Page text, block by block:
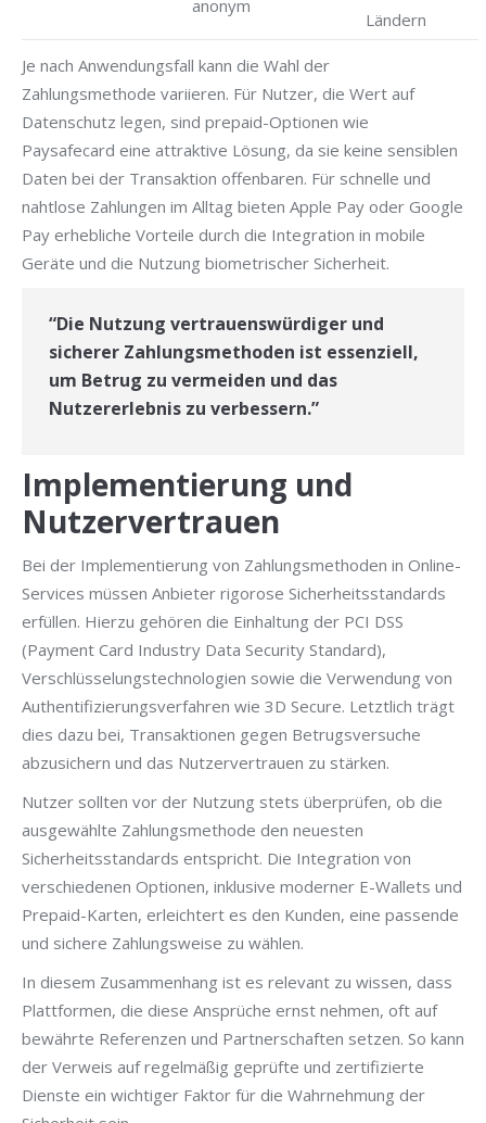
anonym
Ländern
Je nach Anwendungsfall kann die Wahl der
Zahlungsmethode variieren. Für Nutzer, die Wert auf
Datenschutz legen, sind prepaid-Optionen wie
Paysafecard eine attraktive Lösung, da sie keine sensiblen
Daten bei der Transaktion offenbaren. Für schnelle und
nahtlose Zahlungen im Alltag bieten Apple Pay oder Google
Pay erhebliche Vorteile durch die Integration in mobile
Geräte und die Nutzung biometrischer Sicherheit.
“Die Nutzung vertrauenswürdiger und
sicherer Zahlungsmethoden ist essenziell,
um Betrug zu vermeiden und das
Nutzererlebnis zu verbessern.”
Implementierung und
Nutzervertrauen
Bei der Implementierung von Zahlungsmethoden in Online-
Services müssen Anbieter rigorose Sicherheitsstandards
erfüllen. Hierzu gehören die Einhaltung der PCI DSS
(Payment Card Industry Data Security Standard),
Verschlüsselungstechnologien sowie die Verwendung von
Authentifizierungsverfahren wie 3D Secure. Letztlich trägt
dies dazu bei, Transaktionen gegen Betrugsversuche
abzusichern und das Nutzervertrauen zu stärken.
Nutzer sollten vor der Nutzung stets überprüfen, ob die
ausgewählte Zahlungsmethode den neuesten
Sicherheitsstandards entspricht. Die Integration von
verschiedenen Optionen, inklusive moderner E-Wallets und
Prepaid-Karten, erleichtert es den Kunden, eine passende
und sichere Zahlungsweise zu wählen.
In diesem Zusammenhang ist es relevant zu wissen, dass
Plattformen, die diese Ansprüche ernst nehmen, oft auf
bewährte Referenzen und Partnerschaften setzen. So kann
der Verweis auf regelmäßig geprüfte und zertifizierte
Dienste ein wichtiger Faktor für die Wahrnehmung der